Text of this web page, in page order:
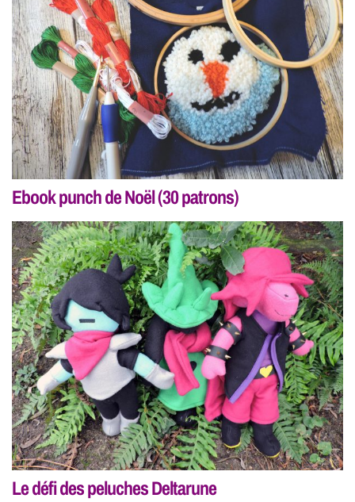
Ebook punch de Noël (30 patrons)
Le défi des peluches Deltarune